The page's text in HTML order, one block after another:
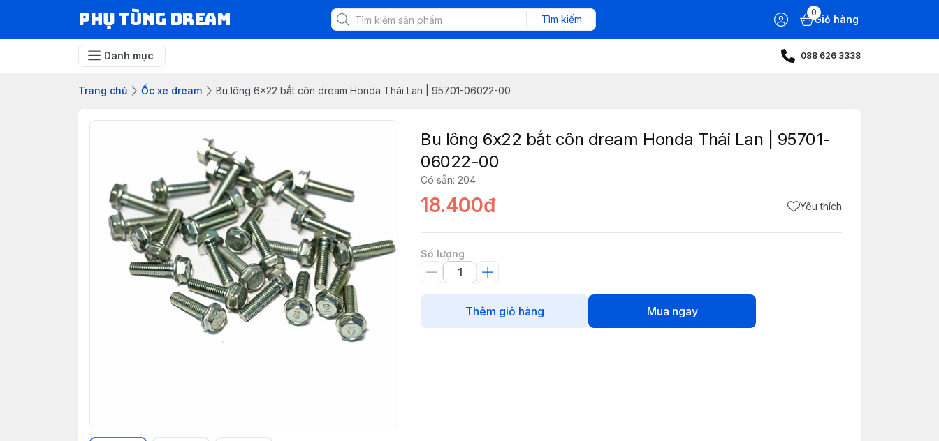
Phụ Tùng Dream Tìm kiếm
0
Giỏ hàng
Danh mục 088 626 3338
Trang chủ Ốc xe dream Bu lông 6x22 bắt côn dream Honda Thái Lan | 95701-06022-00
Bu lông 6x22 bắt côn dream Honda Thái Lan | 95701-
06022-00
Có sẵn: 204
18.400đ Yêu thích
Số lượng
Thêm giỏ hàng Mua ngay